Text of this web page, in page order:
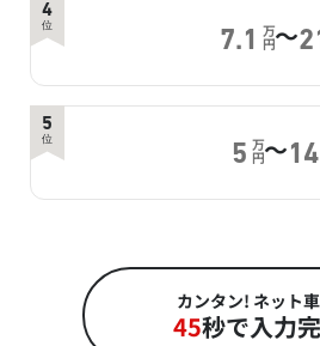
4
位
7.1 万
円～
5
位
5 万
円～14
カンタン! ネット
45秒で入力